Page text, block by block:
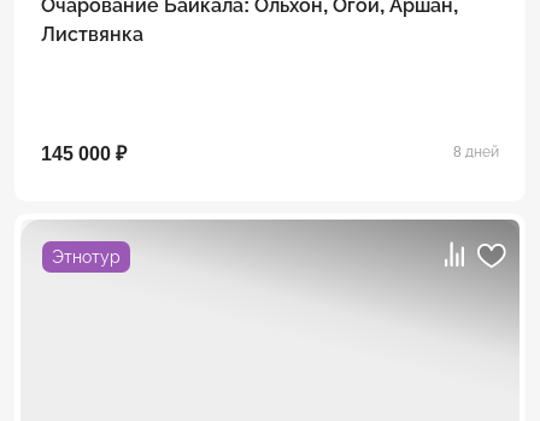
Очарование Байкала: Ольхон, Огой, Аршан,
Листвянка
145 000 ₽ 8 дней
Этнотур